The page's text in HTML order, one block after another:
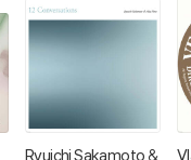
Ryuichi Sakamoto &